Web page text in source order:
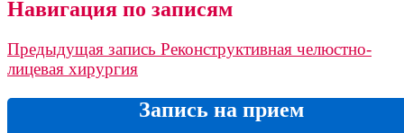
Навигация по записям
Предыдущая запись Реконструктивная челюстно-
лицевая хирургия
Запись на прием